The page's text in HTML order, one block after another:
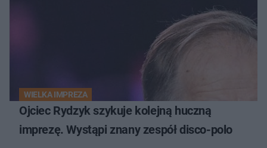
WIELKA IMPREZA
Ojciec Rydzyk szykuje kolejną huczną
imprezę. Wystąpi znany zespół disco-polo